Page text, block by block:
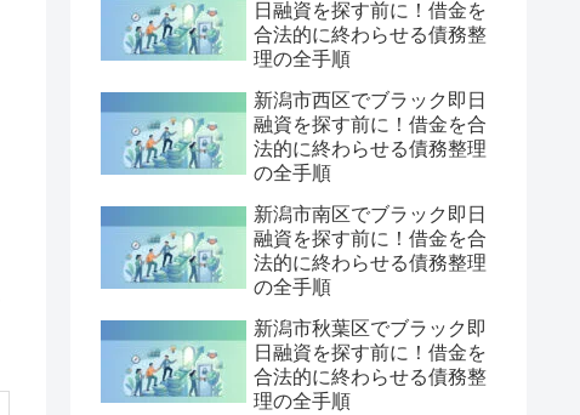
日融資を探す前に！借金を
合法的に終わらせる債務整
理の全手順
新潟市西区でブラック即日
融資を探す前に！借金を合
法的に終わらせる債務整理
の全手順
新潟市南区でブラック即日
融資を探す前に！借金を合
法的に終わらせる債務整理
の全手順
新潟市秋葉区でブラック即
日融資を探す前に！借金を
合法的に終わらせる債務整
理の全手順